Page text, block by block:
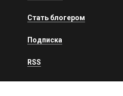
Стать блогером
Подписка
RSS